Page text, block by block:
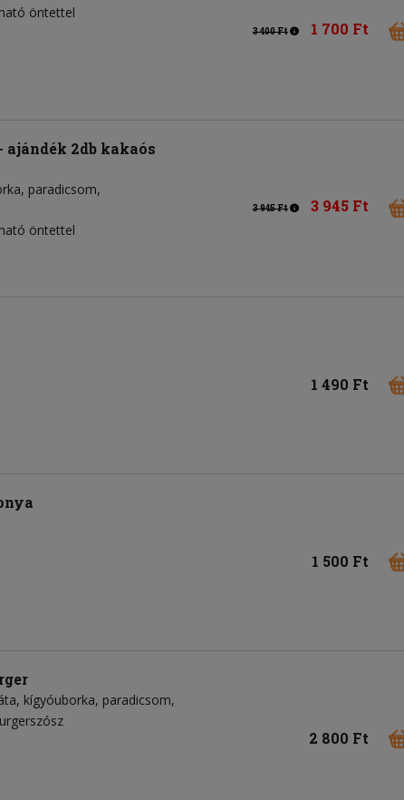
öntettel
3 400 Ft 1 700 Ft
2db kakaós
paradicsom
öntettel
3 945 Ft 3 945 Ft
1 490 Ft
1 500 Ft
kígyóuborka paradicsom
2 800 Ft